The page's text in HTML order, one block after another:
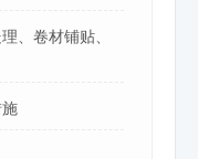
、卷材铺贴、